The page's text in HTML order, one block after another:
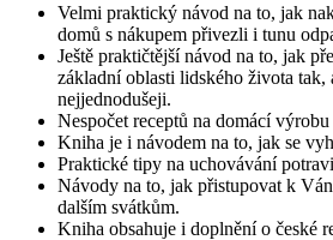
Velmi praktický návod na to, jak
domů s nákupem přivezli i tunu
Ještě praktičtější návod na to, jak
základní oblasti lidského života tak,
nejjednodušeji.
Nespočet receptů na domácí
Kniha je i návodem na to, jak se
Praktické tipy na uchovávání
Návody na to, jak přistupovat k
dalším svátkům.
Kniha obsahuje i doplnění o české